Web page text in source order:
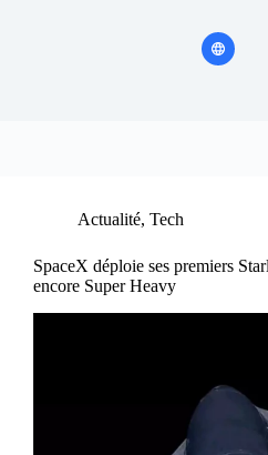
Actualité, Tech
SpaceX déploie ses premiers
encore Super Heavy